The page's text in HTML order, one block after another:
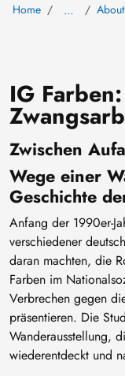
Home …
IG
Zwischen
Wege einer
Geschichte
Anfang der 1990er-
verschiedener
daran machten, die
Farben im
Verbrechen gegen
präsentieren. Die
Wanderausstellung,
wiederentdeckt und